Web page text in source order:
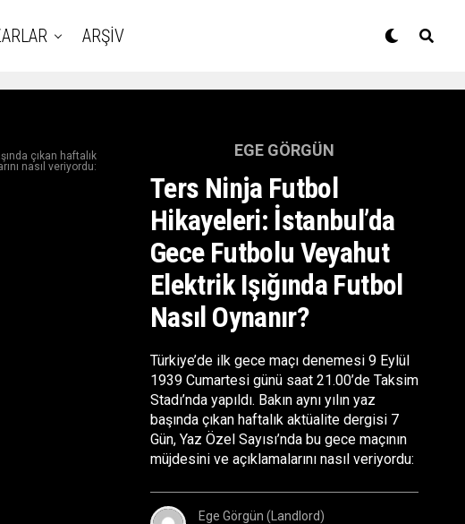
ARŞİV
çıkan haftalık
nasıl veriyordu:
EGE GÖRGÜN
Ters Ninja Futbol
Hikayeleri: İstanbul’da
Gece Futbolu Veyahut
Elektrik Işığında Futbol
Nasıl Oynanır?
Türkiye’de ilk gece maçı denemesi 9 Eylül
1939 Cumartesi günü saat 21.00’de Taksim
Stadı’nda yapıldı. Bakın aynı yılın yaz
başında çıkan haftalık aktüalite dergisi 7
Gün, Yaz Özel Sayısı’nda bu gece maçının
müjdesini ve açıklamalarını nasıl veriyordu:
Ege Görgün (Landlord)